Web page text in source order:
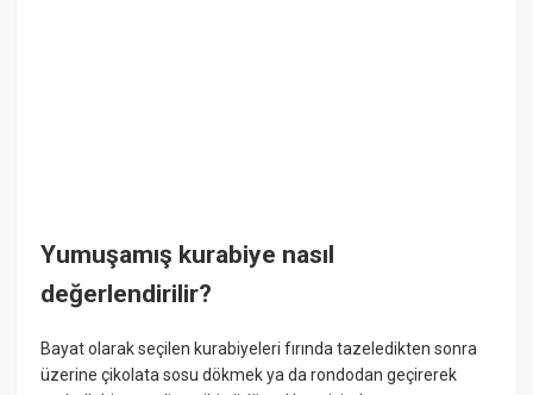
Yumuşamış kurabiye nasıl
değerlendirilir?
Bayat olarak seçilen kurabiyeleri fırında tazeledikten sonra
üzerine çikolata sosu dökmek ya da rondodan geçirerek